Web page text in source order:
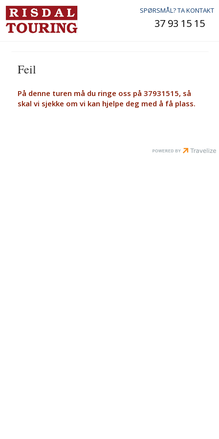
SPØRSMÅL? TA KONTAKT
37 93 15 15
Feil
På denne turen må du ringe oss på 37931515, så
skal vi sjekke om vi kan hjelpe deg med å få plass.